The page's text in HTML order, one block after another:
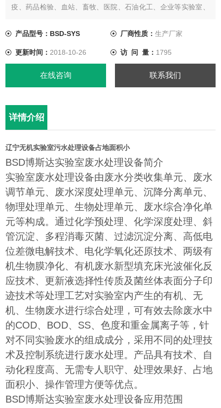
疫、药品检验、血站、畜牧、医院、石油化工、企业等实验室、
【GB8978-1996】中的一级、二级、三级标准，处理后的污水可
再利用。
产品型号：BSD-SYS 厂商性质： 生产厂家
更新时间： 2018-10-26 访 问 量： 1795
在线咨询 联系我们
详情介绍
辽宁无机实验室污水处理设备占地面积小
BSD博斯达实验室废水处理设备简介
实验室废水处理设备由废水分类收集单元、废水
调节单元、废水深度处理单元、沉降分离单元、
物理处理单元、生物处理单元、废水综合净化单
元等构成。通过化学预处理、化学深度处理、斜
管沉淀、多程消毒灭菌、过滤沉淀分离、高低电
位差微电解技术、电化学氧化还原技术、两级有
机生物膜净化、有机废水新型填充床光波催化反
应技术、更新液选择性传质及菌丝体表面分子印
迹技术等处理工艺对实验室内产生的有机、无
机、生物废水进行综合处理，可有效去除废水中
的COD、BOD、SS、色度和重金属离子等，针
对不同实验废水的组成成分，采用不同的处理技
术及控制系统进行废水处理。产品具有技术、自
动化程度高、无需专人职守、处理效果好、占地
面积小、操作管理方便等优点。
BSD博斯达实验室废水处理设备应用范围